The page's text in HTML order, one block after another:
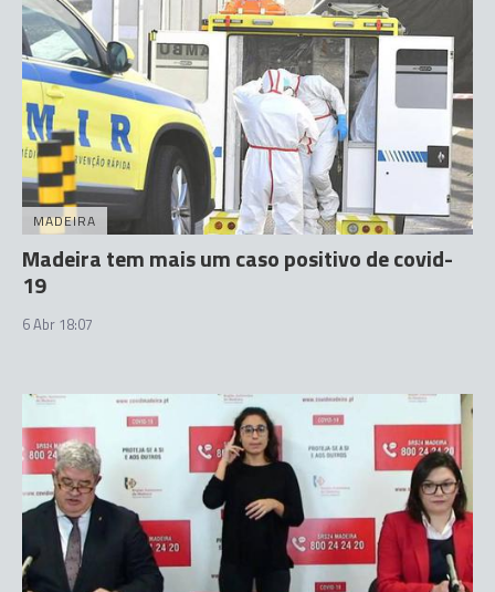
MADEIRA
Madeira tem mais um caso positivo de covid-
19
6 Abr 18:07